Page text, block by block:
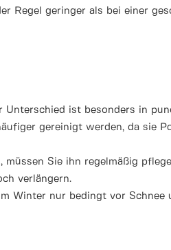
Regel geringer als bei einer
ist besonders in
gereinigt werden, da sie
müssen Sie ihn regelmäßig
verlängern.
Winter nur bedingt vor